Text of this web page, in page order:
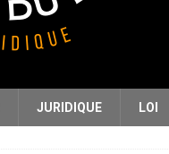
JURIDIQUE LOI